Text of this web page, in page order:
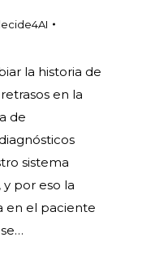
la historia de
en la
de
sistema
por eso la
en el paciente